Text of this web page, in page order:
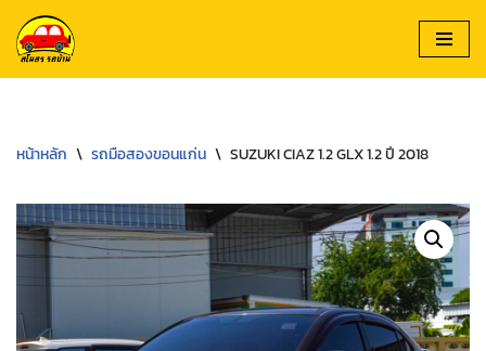
Skip
to
หน้าหลัก \ รถมือสองขอนแก่น \ SUZUKI CIAZ 1.2 GLX 1.2 ปี 2018